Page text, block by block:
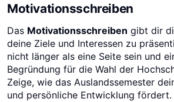
Motivationsschreiben
Das Motivationsschreiben gibt dir
deine Ziele und Interessen zu
nicht länger als eine Seite sein und
Begründung für die Wahl der
Zeige, wie das Auslandssemester
und persönliche Entwicklung fördert.